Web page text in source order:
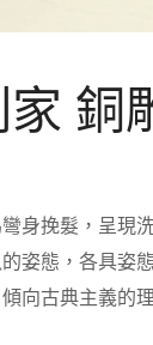
銅
身挽髮，呈現
姿態，各具姿
向古典主義的